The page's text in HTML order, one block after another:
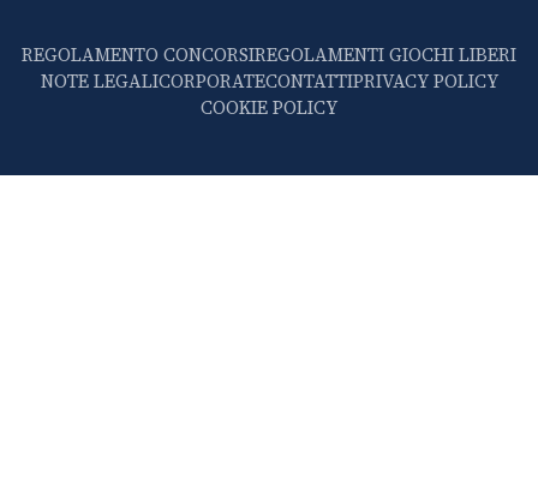
REGOLAMENTO CONCORSIREGOLAMENTI GIOCHI LIBERI
NOTE LEGALICORPORATECONTATTIPRIVACY POLICY
COOKIE POLICY